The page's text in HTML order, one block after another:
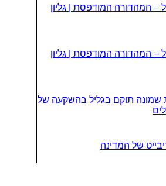
המהדורה המודפסת | גליון
המהדורה המודפסת | גליון
שמונה תוקם בגליל בהשקעה של
של המדינה